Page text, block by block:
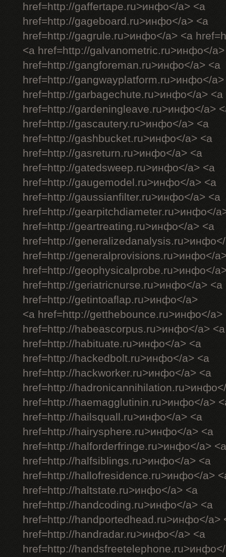
href=http://gaffertape.ru>инфо</a> <a
href=http://gageboard.ru>инфо</a> <a
href=http://gagrule.ru>инфо</a> <a
<a href=http://galvanometric.ru>инфо</
href=http://gangforeman.ru>инфо</a> <a
href=http://gangwayplatform.ru>инфо</a>
href=http://garbagechute.ru>инфо</a> <a
href=http://gardeningleave.ru>инфо</a>
href=http://gascautery.ru>инфо</a> <a
href=http://gashbucket.ru>инфо</a> <a
href=http://gasreturn.ru>инфо</a> <a
href=http://gatedsweep.ru>инфо</a> <a
href=http://gaugemodel.ru>инфо</a> <a
href=http://gaussianfilter.ru>инфо</a> <a
href=http://gearpitchdiameter.ru>инфо</
href=http://geartreating.ru>инфо</a> <a
href=http://
href=http://generalprovisions.ru>инфо</
href=http://geophysicalprobe.ru>инфо</
href=http://geriatricnurse.ru>инфо</a> <a
href=http://getintoaflap.ru>инфо</a>
<a href=http://getthebounce.ru>инфо</a>
href=http://habeascorpus.ru>инфо</a> <a
href=http://habituate.ru>инфо</a> <a
href=http://hackedbolt.ru>инфо</a> <a
href=http://hackworker.ru>инфо</a> <a
href=http://
href=http://haemagglutinin.ru>инфо</a>
href=http://hailsquall.ru>инфо</a> <a
href=http://hairysphere.ru>инфо</a> <a
href=http://halforderfringe.ru>инфо</a> <a
href=http://halfsiblings.ru>инфо</a> <a
href=http://hallofresidence.ru>инфо</a>
href=http://haltstate.ru>инфо</a> <a
href=http://handcoding.ru>инфо</a> <a
href=http://handportedhead.ru>инфо</a>
href=http://handradar.ru>инфо</a> <a
href=http://